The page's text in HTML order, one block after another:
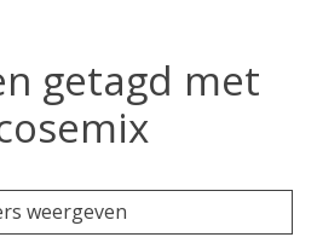
getagd met
weergeven